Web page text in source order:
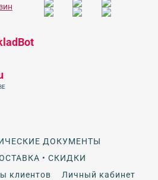
ДОКУМЕНТЫ
• СКИДКИ
клиентов
Личный кабинет